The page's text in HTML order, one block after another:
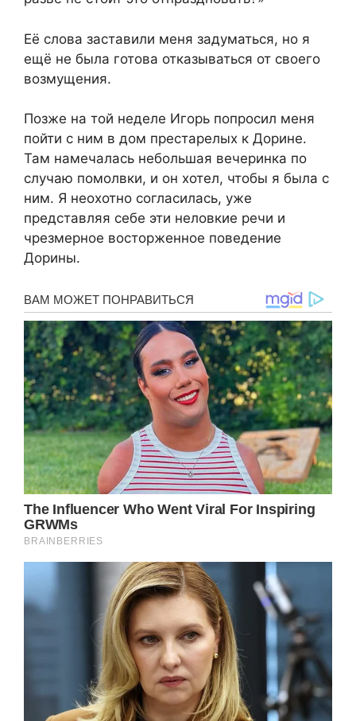
Её слова заставили меня задуматься, но я
ещё не была готова отказываться от своего
возмущения.
Позже на той неделе Игорь попросил меня
пойти с ним в дом престарелых к Дорине.
Там намечалась небольшая вечеринка по
случаю помолвки, и он хотел, чтобы я была с
ним. Я неохотно согласилась, уже
представляя себе эти неловкие речи и
чрезмерное восторженное поведение
Дорины.